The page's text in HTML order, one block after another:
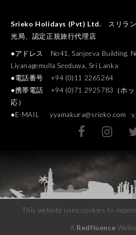
Srieko Holidays (Pvt) Ltd. スリラ
光局、認定正規旅行代理店
●アドレス No41, Sanjeeva Building,
Liyanagemulla Seeduwa, Sri Lanka
●電話番号 +94 (0)11 2265264
●携帯電話 +94 (0)71 2925783（ホッ
応）
●E-MAIL yyamakura@srieko.com
This website uses cookies to
A Redfluence